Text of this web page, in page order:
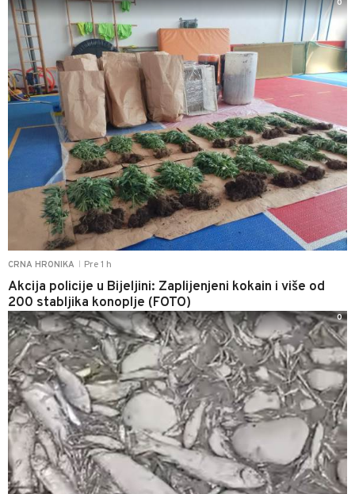
CRNA HRONIKA Pre 1 h
Akcija policije u Bijeljini: Zaplijenjeni kokain i više od
200 stabljika konoplje (FOTO)
0
0